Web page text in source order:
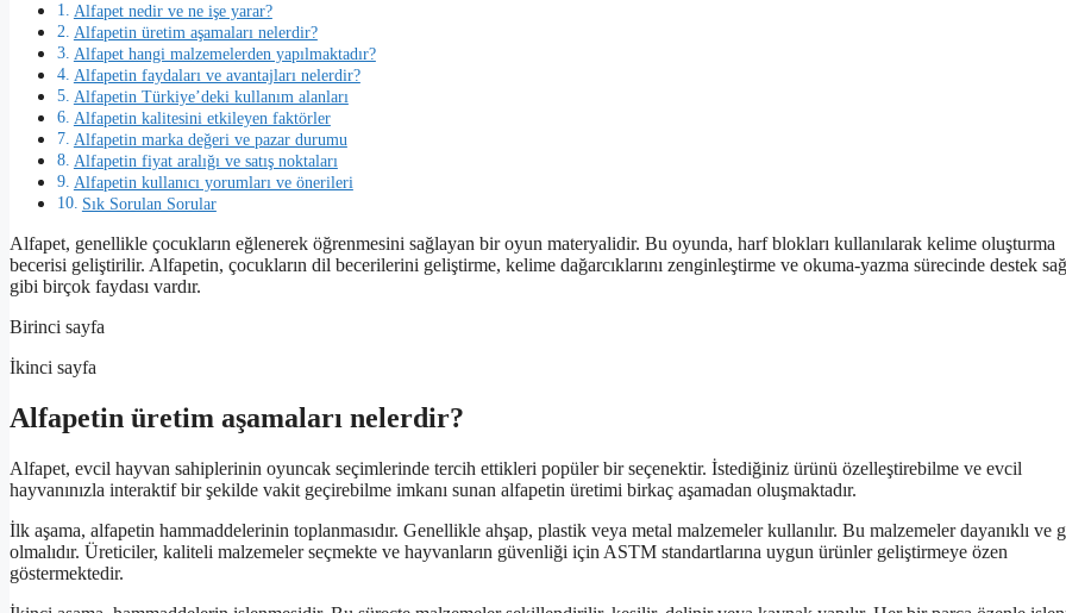
Alfapet nedir ve ne işe yarar?
Alfapetin üretim aşamaları nelerdir?
Alfapet hangi malzemelerden yapılmaktadır?
Alfapetin faydaları ve avantajları nelerdir?
Alfapetin Türkiye’deki kullanım alanları
Alfapetin kalitesini etkileyen faktörler
Alfapetin marka değeri ve pazar durumu
Alfapetin fiyat aralığı ve satış noktaları
Alfapetin kullanıcı yorumları ve önerileri
Sık Sorulan Sorular
Alfapet, genellikle çocukların eğlenerek öğrenmesini sağlayan bir oyun materyalidir. Bu oyunda, harf blokları kullanılarak kelime oluşturma
becerisi geliştirilir. Alfapetin, çocukların dil becerilerini geliştirme, kelime dağarcıklarını zenginleştirme ve okuma-yazma sürecinde destek
gibi birçok faydası vardır.
Birinci sayfa
İkinci sayfa
Alfapetin üretim aşamaları nelerdir?
Alfapet, evcil hayvan sahiplerinin oyuncak seçimlerinde tercih ettikleri popüler bir seçenektir. İstediğiniz ürünü özelleştirebilme ve evcil
hayvanınızla interaktif bir şekilde vakit geçirebilme imkanı sunan alfapetin üretimi birkaç aşamadan oluşmaktadır.
İlk aşama, alfapetin hammaddelerinin toplanmasıdır. Genellikle ahşap, plastik veya metal malzemeler kullanılır. Bu malzemeler dayanıklı ve
olmalıdır. Üreticiler, kaliteli malzemeler seçmekte ve hayvanların güvenliği için ASTM standartlarına uygun ürünler geliştirmeye özen
göstermektedir.